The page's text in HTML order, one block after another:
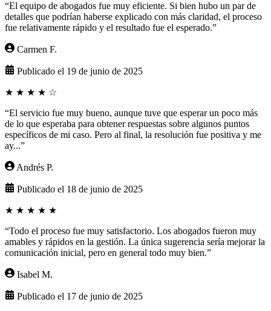
“El equipo de abogados fue muy eficiente. Si bien hubo un par de
detalles que podrían haberse explicado con más claridad, el proceso
fue relativamente rápido y el resultado fue el esperado.”
Carmen F.
Publicado el 19 de junio de 2025
★ ★ ★ ★ ☆
“El servicio fue muy bueno, aunque tuve que esperar un poco más
de lo que esperaba para obtener respuestas sobre algunos puntos
específicos de mi caso. Pero al final, la resolución fue positiva y me
ay...”
Andrés P.
Publicado el 18 de junio de 2025
★ ★ ★ ★ ★
“Todo el proceso fue muy satisfactorio. Los abogados fueron muy
amables y rápidos en la gestión. La única sugerencia sería mejorar la
comunicación inicial, pero en general todo muy bien.”
Isabel M.
Publicado el 17 de junio de 2025